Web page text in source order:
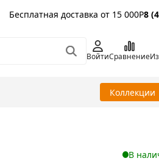
Бесплатная доставка от 15 000Р8
ВойтиСравнение
Коллекции
В